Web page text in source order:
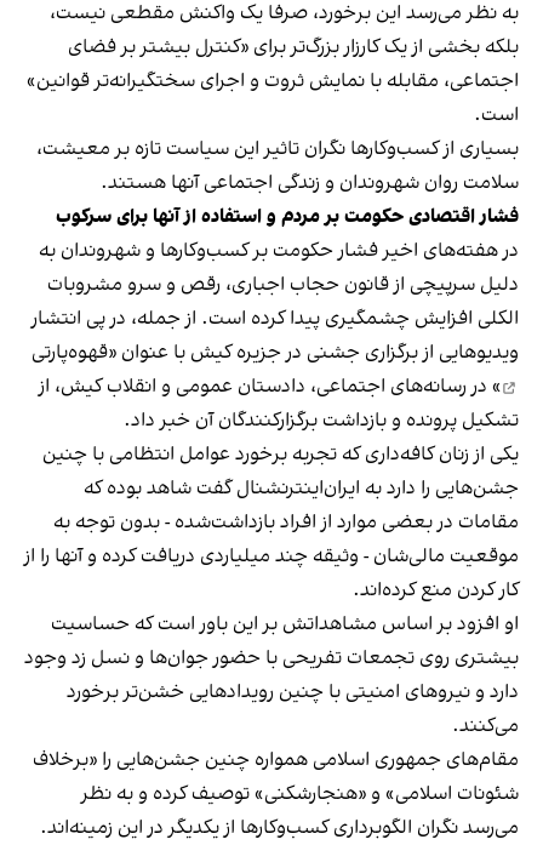
به نظر می‌رسد این برخورد، صرفا یک واکنش مقطعی نیست،
بلکه بخشی از یک کارزار بزرگ‌تر برای «کنترل بیشتر بر فضای
اجتماعی، مقابله با نمایش ثروت و اجرای سختگیرانه‌تر قوانین»
است.
بسیاری از کسب‌وکارها نگران تاثیر این سیاست‌ تازه بر معیشت،
سلامت روان شهروندان و زندگی اجتماعی آنها هستند.
فشار اقتصادی حکومت بر مردم و استفاده از آنها برای سرکوب
در هفته‌های اخیر فشار حکومت بر کسب‌وکارها و شهروندان به
دلیل سرپیچی از قانون حجاب اجباری، رقص و سرو مشروبات
الکلی افزایش چشمگیری پیدا کرده است. از جمله، در پی انتشار
ویدیوهایی از برگزاری جشنی در جزیره کیش با عنوان «قهوه‌پارتی
» در رسانه‌های اجتماعی، دادستان عمومی و انقلاب کیش، از
تشکیل پرونده و بازداشت برگزارکنندگان آن خبر داد.
یکی از زنان کافه‌داری که تجربه برخورد عوامل انتظامی با چنین
جشن‌هایی را دارد به ایران‌اینترنشنال گفت شاهد بوده که
مقامات در بعضی موارد از افراد بازداشت‌‌شده - بدون توجه به
موقعیت مالی‌شان - وثیقه چند میلیاردی دریافت کرده و آنها را از
کار کردن منع کرده‌اند.
او افزود بر اساس مشاهداتش بر این باور است که حساسیت
بیشتری روی تجمعات تفریحی با حضور جوان‌ها و نسل زد وجود
دارد و نیروهای امنیتی با چنین رویدادهایی خشن‌تر برخورد
می‌کنند.
مقام‌های جمهوری اسلامی همواره چنین جشن‌هایی را «برخلاف
شئونات اسلامی» و «هنجارشکنی» توصیف کرده و به نظر
می‌رسد نگران الگوبرداری کسب‌وکارها از یکدیگر در این زمینه‌اند.